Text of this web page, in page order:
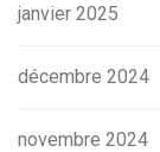
janvier 2025
décembre 2024
novembre 2024